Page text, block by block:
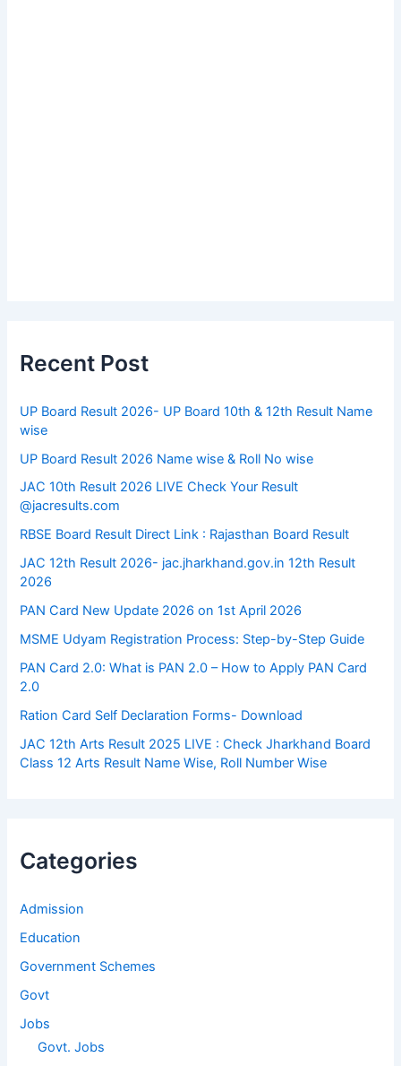
Recent Post
UP Board Result 2026- UP Board 10th & 12th Result Name
wise
UP Board Result 2026 Name wise & Roll No wise
JAC 10th Result 2026 LIVE Check Your Result
@jacresults.com
RBSE Board Result Direct Link : ​Rajasthan Board Result
JAC 12th Result 2026- jac.jharkhand.gov.in 12th Result
2026
PAN Card New Update 2026 on 1st April 2026
MSME Udyam Registration Process: Step-by-Step Guide
PAN Card 2.0: What is PAN 2.0 – How to Apply PAN Card
2.0
Ration Card Self Declaration Forms- Download
JAC 12th Arts Result 2025 LIVE : Check Jharkhand Board
Class 12 Arts Result Name Wise, Roll Number Wise
Categories
Admission
Education
Government Schemes
Govt
Jobs
Govt. Jobs